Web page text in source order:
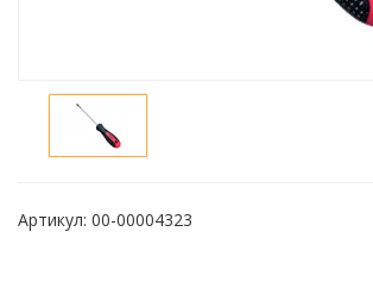
Артикул: 00-00004323